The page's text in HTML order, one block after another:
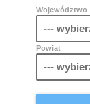
Województwo
Powiat